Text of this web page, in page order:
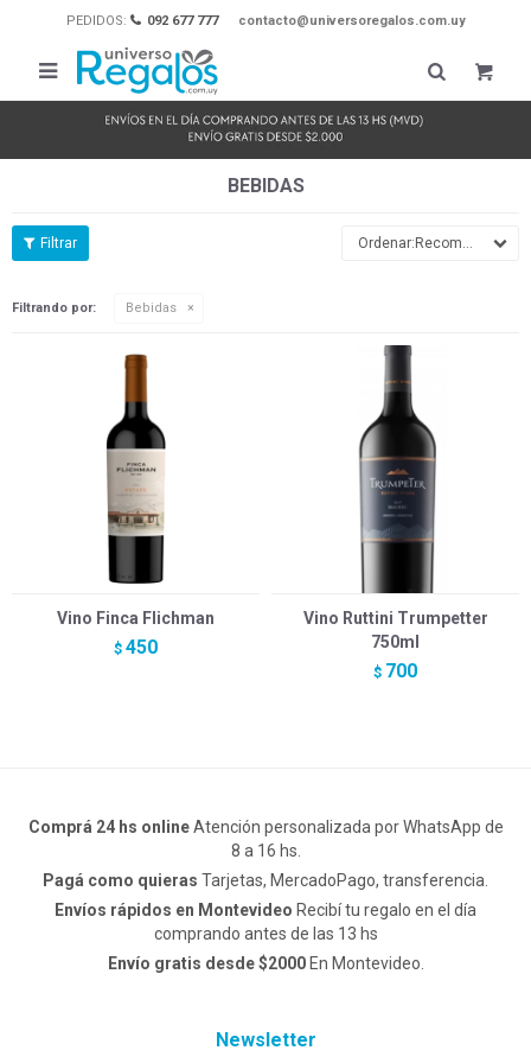
PEDIDOS: 092 677 777 contacto@universoregalos.com.uy

BEBIDAS
Recomendados
Filtrando por: Bebidas
Vino Finca Flichman
$ 450
Vino Ruttini Trumpetter
750ml
$ 700
Comprá 24 hs onlineAtención personalizada por WhatsApp de
8 a 16 hs.
Pagá como quieras Tarjetas, MercadoPago, transferencia.
Envíos rápidos en Montevideo Recibí tu regalo en el día
comprando antes de las 13 hs
Envío gratis desde $2000En Montevideo.
Newsletter